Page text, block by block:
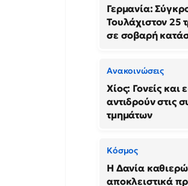
Γερμανία:
Τουλάχιστον 25
σε σοβαρή
Ανακοινώσεις
Χίος: Γονείς και
αντιδρούν στις
τμημάτων
Κόσμος
Η Δανία
αποκλειστικά